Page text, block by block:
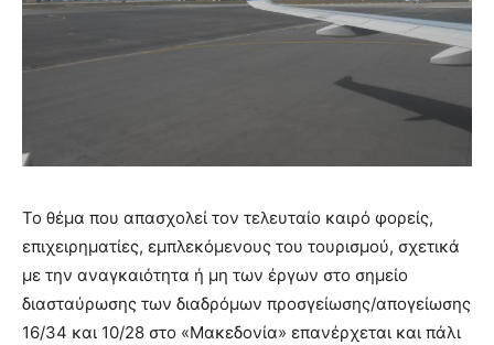
Το θέμα που απασχολεί τον τελευταίο καιρό φορείς,
επιχειρηματίες, εμπλεκόμενους του τουρισμού, σχετικά
με την αναγκαιότητα ή μη των έργων στο σημείο
διασταύρωσης των διαδρόμων προσγείωσης/απογείωσης
16/34 και 10/28 στο «Μακεδονία» επανέρχεται και πάλι